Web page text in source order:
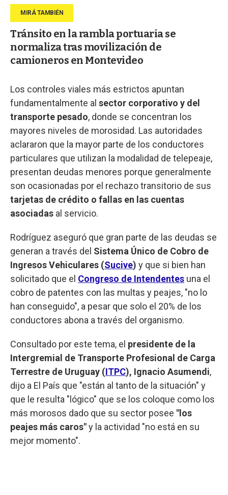
Tránsito en la rambla portuaria se
normaliza tras movilización de
camioneros en Montevideo
Los controles viales más estrictos apuntan
fundamentalmente al sector corporativo y del
transporte pesado, donde se concentran los
mayores niveles de morosidad. Las autoridades
aclararon que la mayor parte de los conductores
particulares que utilizan la modalidad de telepeaje,
presentan deudas menores porque generalmente
son ocasionadas por el rechazo transitorio de sus
tarjetas de crédito o fallas en las cuentas
asociadas al servicio.
Rodríguez aseguró que gran parte de las deudas se
generan a través del Sistema Único de Cobro de
Ingresos Vehiculares (Sucive) y que si bien han
solicitado que el Congreso de Intendentes una el
cobro de patentes con las multas y peajes, "no lo
han conseguido", a pesar que solo el 20% de los
conductores abona a través del organismo.
Consultado por este tema, el presidente de la
Intergremial de Transporte Profesional de Carga
Terrestre de Uruguay (ITPC), Ignacio Asumendi,
dijo a El País que "están al tanto de la situación" y
que le resulta "lógico" que se los coloque como los
más morosos dado que su sector posee "los
peajes más caros"y la actividad "no está en su
mejor momento".